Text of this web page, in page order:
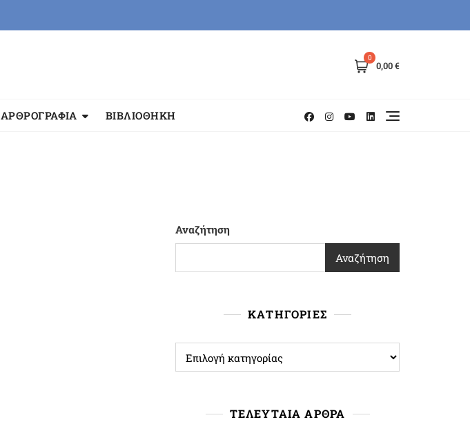
0
0,00 €
ΑΡΘΡΟΓΡΑΦΙΑ ΒΙΒΛΙΟΘΗΚΗ
Αναζήτηση
Αναζήτηση
ΚΑΤΗΓΟΡΙΕΣ
ΚΑΤΗΓΟΡΙΕΣ
ΤΕΛΕΥΤΑΙΑ ΑΡΘΡΑ